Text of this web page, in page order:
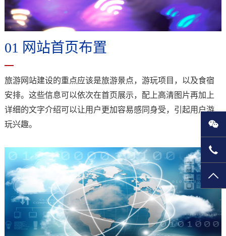
01 网站首页布置
旅游网站建设的重点应该是旅游景点，游玩项目，以及食宿
安排。这些信息可以依次在首页展示，配上高清图片再加上
详细的文字介绍可以让用户更加容易感同身受，引起用户游
玩兴趣。
微